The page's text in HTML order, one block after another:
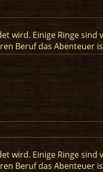
wird. Einige Ringe
Beruf das Abenteuer
wird. Einige Ringe
Beruf das Abenteuer